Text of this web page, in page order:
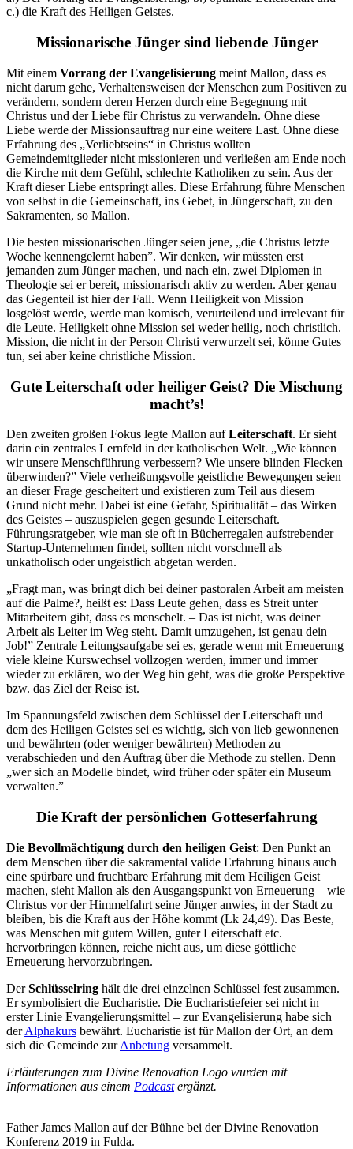
c.) die Kraft des Heiligen Geistes.
Missionarische Jünger sind liebende Jünger
Mit einem Vorrang der Evangelisierung meint Mallon, dass es
nicht darum gehe, Verhaltensweisen der Menschen zum Positiven zu
verändern, sondern deren Herzen durch eine Begegnung mit
Christus und der Liebe für Christus zu verwandeln. Ohne diese
Liebe werde der Missionsauftrag nur eine weitere Last. Ohne diese
Erfahrung des „Verliebtseins“ in Christus wollten
Gemeindemitglieder nicht missionieren und verließen am Ende noch
die Kirche mit dem Gefühl, schlechte Katholiken zu sein. Aus der
Kraft dieser Liebe entspringt alles. Diese Erfahrung führe Menschen
von selbst in die Gemeinschaft, ins Gebet, in Jüngerschaft, zu den
Sakramenten, so Mallon.
Die besten missionarischen Jünger seien jene, „die Christus letzte
Woche kennengelernt haben”. Wir denken, wir müssten erst
jemanden zum Jünger machen, und nach ein, zwei Diplomen in
Theologie sei er bereit, missionarisch aktiv zu werden. Aber genau
das Gegenteil ist hier der Fall. Wenn Heiligkeit von Mission
losgelöst werde, werde man komisch, verurteilend und irrelevant für
die Leute. Heiligkeit ohne Mission sei weder heilig, noch christlich.
Mission, die nicht in der Person Christi verwurzelt sei, könne Gutes
tun, sei aber keine christliche Mission.
Gute Leiterschaft oder heiliger Geist? Die Mischung
macht’s!
Den zweiten großen Fokus legte Mallon aufLeiterschaft. Er sieht
darin ein zentrales Lernfeld in der katholischen Welt. „Wie können
wir unsere Menschführung verbessern? Wie unsere blinden Flecken
überwinden?” Viele verheißungsvolle geistliche Bewegungen seien
an dieser Frage gescheitert und existieren zum Teil aus diesem
Grund nicht mehr. Dabei ist eine Gefahr, Spiritualität – das Wirken
des Geistes – auszuspielen gegen gesunde Leiterschaft.
Führungsratgeber, wie man sie oft in Bücherregalen aufstrebender
Startup-Unternehmen findet, sollten nicht vorschnell als
unkatholisch oder ungeistlich abgetan werden.
„Fragt man, was bringt dich bei deiner pastoralen Arbeit am meisten
auf die Palme?, heißt es: Dass Leute gehen, dass es Streit unter
Mitarbeitern gibt, dass es menschelt. – Das ist nicht, was deiner
Arbeit als Leiter im Weg steht. Damit umzugehen, ist genau dein
Job!” Zentrale Leitungsaufgabe sei es, gerade wenn mit Erneuerung
viele kleine Kurswechsel vollzogen werden, immer und immer
wieder zu erklären, wo der Weg hin geht, was die große Perspektive
bzw. das Ziel der Reise ist.
Im Spannungsfeld zwischen dem Schlüssel der Leiterschaft und
dem des Heiligen Geistes sei es wichtig, sich von lieb gewonnenen
und bewährten (oder weniger bewährten) Methoden zu
verabschieden und den Auftrag über die Methode zu stellen. Denn
„wer sich an Modelle bindet, wird früher oder später ein Museum
verwalten.”
Die Kraft der persönlichen Gotteserfahrung
Die Bevollmächtigung durch den heiligen Geist: Den Punkt an
dem Menschen über die sakramental valide Erfahrung hinaus auch
eine spürbare und fruchtbare Erfahrung mit dem Heiligen Geist
machen, sieht Mallon als den Ausgangspunkt von Erneuerung – wie
Christus vor der Himmelfahrt seine Jünger anwies, in der Stadt zu
bleiben, bis die Kraft aus der Höhe kommt (Lk 24,49). Das Beste,
was Menschen mit gutem Willen, guter Leiterschaft etc.
hervorbringen können, reiche nicht aus, um diese göttliche
Erneuerung hervorzubringen.
DerSchlüsselring hält die drei einzelnen Schlüssel fest zusammen.
Er symbolisiert die Eucharistie. Die Eucharistiefeier sei nicht in
erster Linie Evangelierungsmittel – zur Evangelisierung habe sich
derAlphakurs bewährt. Eucharistie ist für Mallon der Ort, an dem
sich die Gemeinde zurAnbetung versammelt.
Erläuterungen zum Divine Renovation Logo wurden mit
Informationen aus einem Podcastergänzt.
Father James Mallon auf der Bühne bei der Divine Renovation
Konferenz 2019 in Fulda.